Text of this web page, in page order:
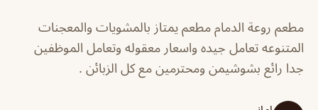
مطعم روعة الدمام مطعم يمتاز بالمشويات والمعجنات
المتنوعه تعامل جيده واسعار معقوله وتعامل الموظفين
جدا رائع بشوشيمن ومحترمين مع كل الزبائن .